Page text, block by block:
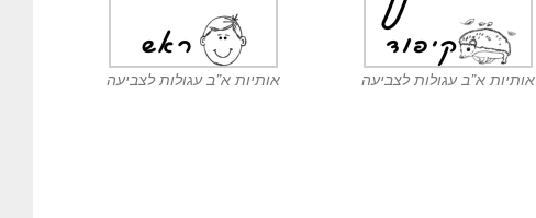
אותיות א”ב עגולות לצביעה אותיות א”ב עגולות לצביעה